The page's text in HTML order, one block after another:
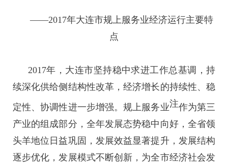
——2017年大连市规上服务业经济运行主要特
点
2017年，大连市坚持稳中求进工作总基调，持
续深化供给侧结构性改革，经济增长的持续性、稳
定性、协调性进一步增强。规上服务业注作为第三
产业的组成部分，全年发展态势稳中向好，全省领
头羊地位日益巩固，发展效益显著提升，发展结构
逐步优化，发展模式不断创新，为全市经济社会发